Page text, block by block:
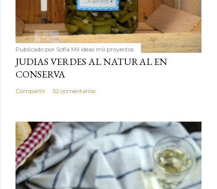
Publicado por Sofía Mil ideas mil proyectos
JUDIAS VERDES AL NATURAL EN
CONSERVA
Compartir 52 comentarios